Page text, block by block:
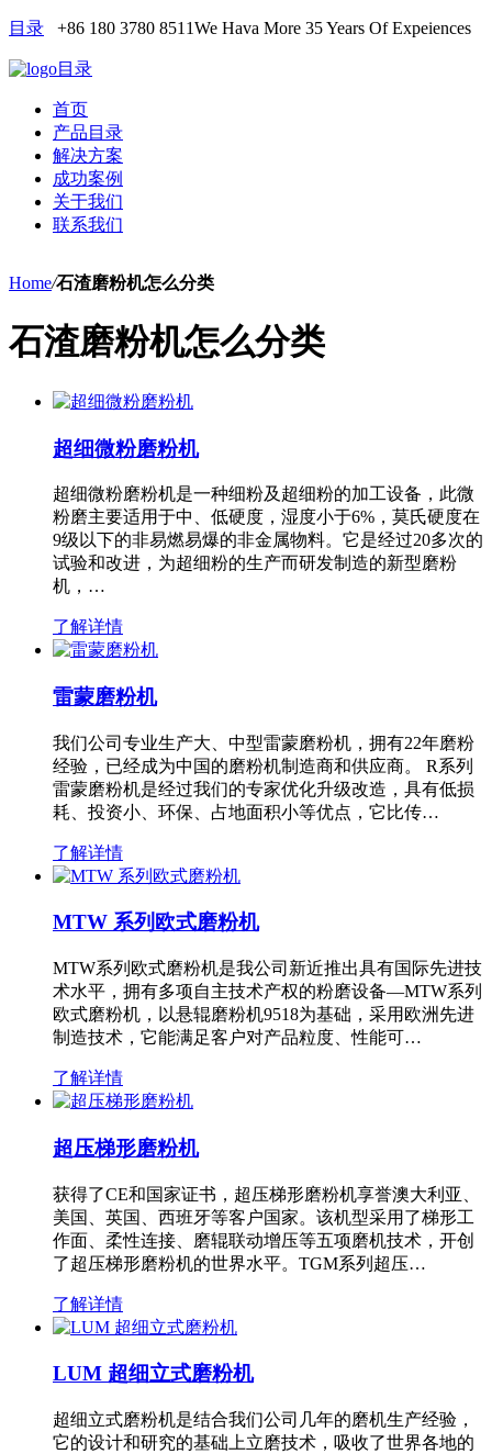
目录 +86 180 3780 8511We Hava More 35 Years Of Expeiences
目录
首页
产品目录
解决方案
成功案例
关于我们
联系我们
Home/石渣磨粉机怎么分类
石渣磨粉机怎么分类
超细微粉磨粉机
超细微粉磨粉机是一种细粉及超细粉的加工设备，此微
粉磨主要适用于中、低硬度，湿度小于6%，莫氏硬度在
9级以下的非易燃易爆的非金属物料。它是经过20多次的
试验和改进，为超细粉的生产而研发制造的新型磨粉
机，…
了解详情
雷蒙磨粉机
我们公司专业生产大、中型雷蒙磨粉机，拥有22年磨粉
经验，已经成为中国的磨粉机制造商和供应商。 R系列
雷蒙磨粉机是经过我们的专家优化升级改造，具有低损
耗、投资小、环保、占地面积小等优点，它比传…
了解详情
MTW 系列欧式磨粉机
MTW系列欧式磨粉机是我公司新近推出具有国际先进技
术水平，拥有多项自主技术产权的粉磨设备—MTW系列
欧式磨粉机，以悬辊磨粉机9518为基础，采用欧洲先进
制造技术，它能满足客户对产品粒度、性能可…
了解详情
超压梯形磨粉机
获得了CE和国家证书，超压梯形磨粉机享誉澳大利亚、
美国、英国、西班牙等客户国家。该机型采用了梯形工
作面、柔性连接、磨辊联动增压等五项磨机技术，开创
了超压梯形磨粉机的世界水平。TGM系列超压…
了解详情
LUM 超细立式磨粉机
超细立式磨粉机是结合我们公司几年的磨机生产经验，
它的设计和研究的基础上立磨技术，吸收了世界各地的